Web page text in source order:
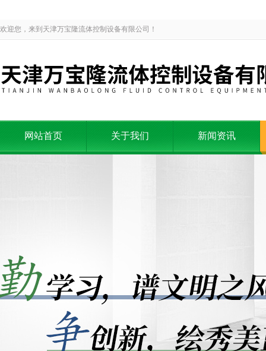
欢迎您，来到天津万宝隆流体控制设备有限公司！
网站首页 关于我们 新闻资讯